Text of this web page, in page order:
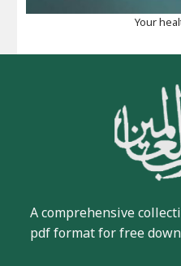
Your
A comprehensive
pdf format for free